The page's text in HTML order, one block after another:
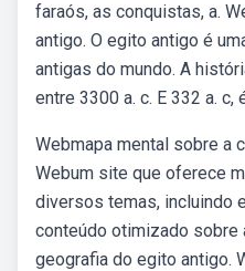
faraós, as conquistas, a.
antigo. O egito antigo é
antigas do mundo. A
entre 3300 a. c. E 332 a. c,
Webmapa mental sobre a
Webum site que oferece
diversos temas, incluindo
conteúdo otimizado sobre
geografia do egito antigo.